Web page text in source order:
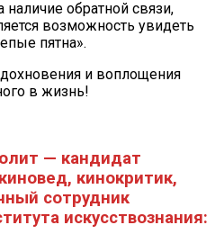
обратной связи,
возможность увидеть
пятна».
и воплощения
в жизнь!
— кандидат
кинокритик,
сотрудник
искусствознания: